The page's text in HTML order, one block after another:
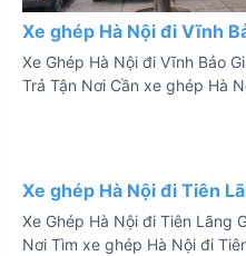
Xe ghép Hà Nội đi Vĩnh
Xe Ghép Hà Nội đi Vĩnh Bảo
Trả Tận Nơi Cần xe ghép Hà
Xe ghép Hà Nội đi Tiên
Xe Ghép Hà Nội đi Tiên Lãng
Nơi Tìm xe ghép Hà Nội đi